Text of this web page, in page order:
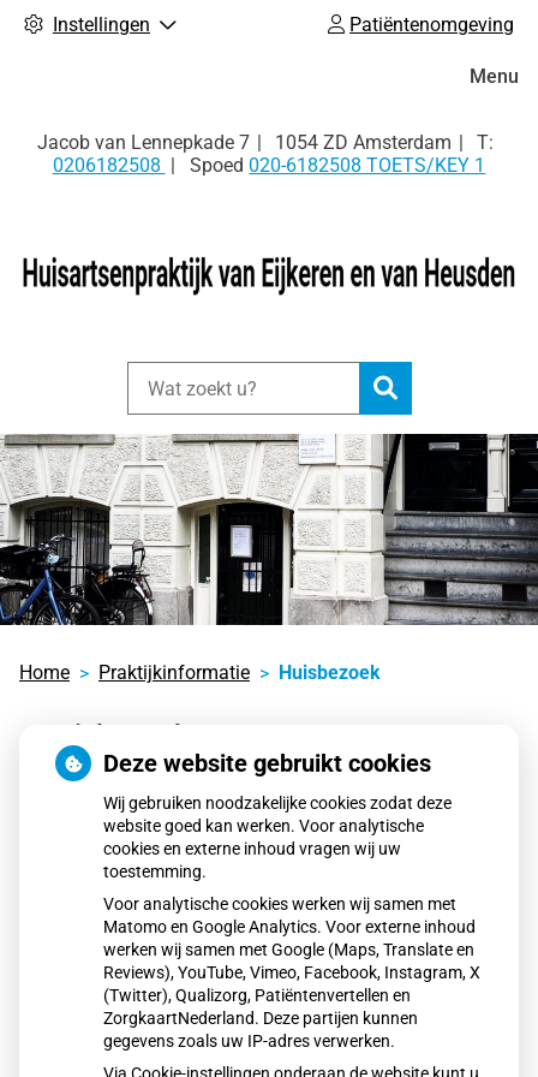
Instellingen Patiëntenomgeving
Jacob van Lennepkade 7 1054 ZD Amsterdam
0206182508
Spoed 020-6182508 TOETS/KEY 1
Zoeken
Menu
Home Praktijkinformatie Huisbezoek
Huisbezoek
Huisbezoek
Wanneer het niet mogelijk is om zelf naar de praktijk
te komen, dan kan de huisarts u ook thuis bezoeken.
De assistente beoordeelt, eventueel samen met de
huisarts, of een huisbezoek afgelegd wordt.
Het huisbezoek is niet bedoeld voor mensen die geen
tijd of geen vervoer hebben om naar het gewone
spreekuur te komen.
Deze website gebruikt cookies
Wij gebruiken noodzakelijke cookies zodat deze
website goed kan werken. Voor analytische
cookies en externe inhoud vragen wij uw
toestemming.
Voor analytische cookies werken wij samen met
Matomo en Google Analytics. Voor externe inhoud
werken wij samen met Google (Maps, Translate en
Reviews), YouTube, Vimeo, Facebook, Instagram, X
(Twitter), Qualizorg, Patiëntenvertellen en
ZorgkaartNederland. Deze partijen kunnen
gegevens zoals uw IP-adres verwerken.